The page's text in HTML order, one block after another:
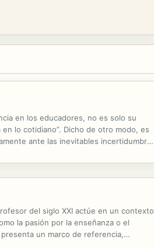
en los educadores, no es solo su
lo cotidiano”. Dicho de otro modo, es
ante las inevitables incertidumbres
del siglo XXI actúe en un contexto
la pasión por la enseñanza o el
un marco de referencia,